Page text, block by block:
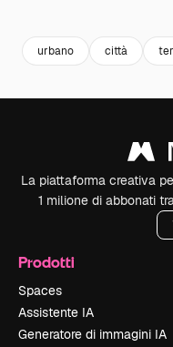
urbano città
La piattaforma creativa
1 milione di abbonati
Prodotti
Spaces
Assistente IA
Generatore di immagini IA